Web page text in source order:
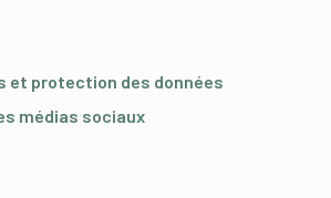
et protection des données
médias sociaux